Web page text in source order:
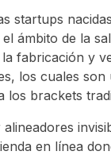
startups
ámbito de la
fabricación y
los cuales son
los brackets
en línea